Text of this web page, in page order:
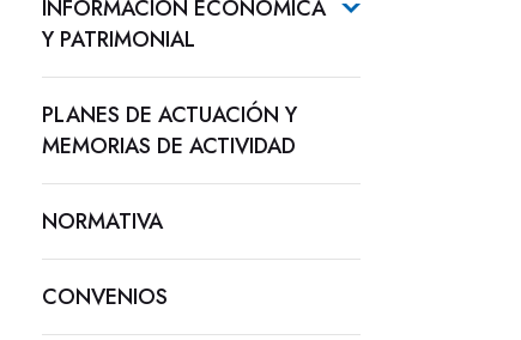
INFORMACIÓN ECONÓMICA
Y PATRIMONIAL
PLANES DE ACTUACIÓN Y
MEMORIAS DE ACTIVIDAD
NORMATIVA
CONVENIOS